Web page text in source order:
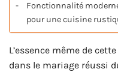
Fonctionnalité
pour une cuisine
L’essence même de
dans le mariage réussi